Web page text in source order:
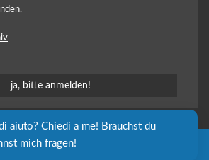
independent L. onlus - P. IVA e C.F.
aiuto? Chiedi a me! Brauchst du
mich fragen!